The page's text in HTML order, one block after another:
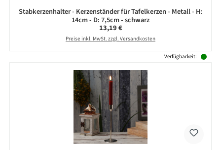
Stabkerzenhalter - Kerzenständer für Tafelkerzen - Metall - H:
14cm - D: 7,5cm - schwarz
Regulärer Preis:
13,19 €
Preise inkl. MwSt. zzgl. Versandkosten
Verfügbarkeit: